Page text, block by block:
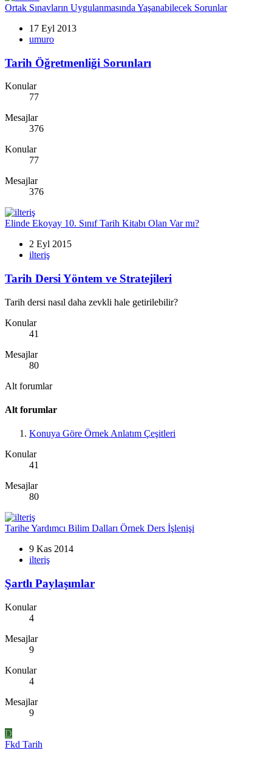
Ortak Sınavların Uygulanmasında Yaşanabilecek Sorunlar
17 Eyl 2013
umuro
Tarih Öğretmenliği Sorunları
Konular
77
Mesajlar
376
Konular
77
Mesajlar
376
Elinde Ekoyay 10. Sınıf Tarih Kitabı Olan Var mı?
2 Eyl 2015
ilteriş
Tarih Dersi Yöntem ve Stratejileri
Tarih dersi nasıl daha zevkli hale getirilebilir?
Konular
41
Mesajlar
80
Alt forumlar
Alt forumlar
Konuya Göre Örnek Anlatım Çeşitleri
Konular
41
Mesajlar
80
Tarihe Yardımcı Bilim Dalları Örnek Ders İşlenişi
9 Kas 2014
ilteriş
Şartlı Paylaşımlar
Konular
4
Mesajlar
9
Konular
4
Mesajlar
9
D
Fkd Tarih